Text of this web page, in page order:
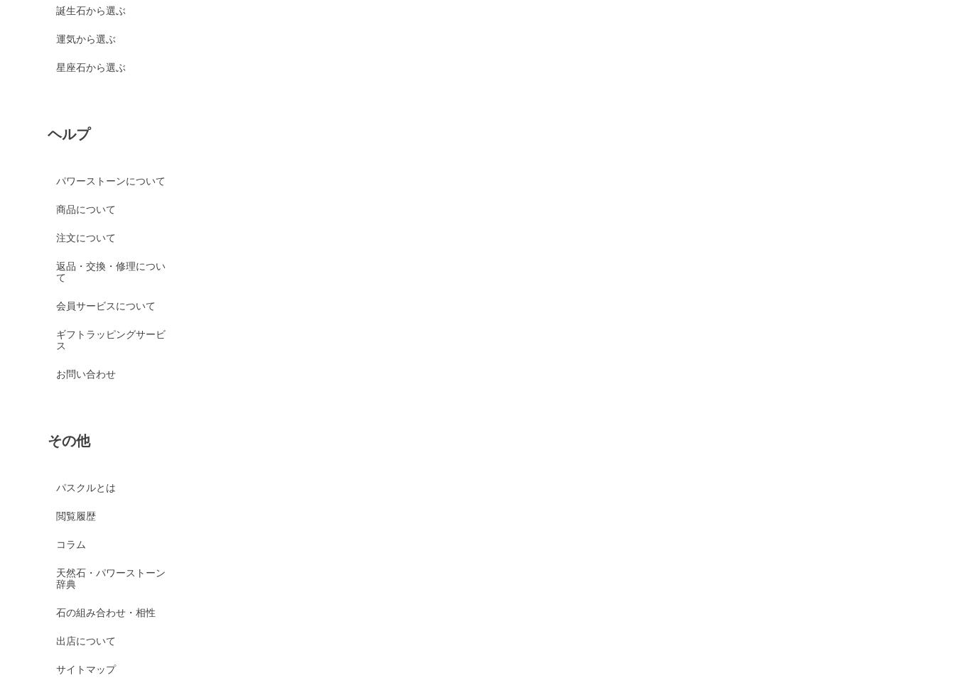
誕生石から選ぶ
運気から選ぶ
星座石から選ぶ
ヘルプ
パワーストーンについて
商品について
注文について
返品・交換・修理につい
て
会員サービスについて
ギフトラッピングサービ
ス
お問い合わせ
その他
パスクルとは
閲覧履歴
コラム
天然石・パワーストーン
辞典
石の組み合わせ・相性
出店について
サイトマップ